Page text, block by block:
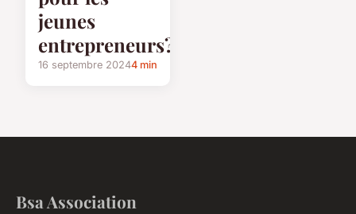
jeunes
entrepreneurs?
16 septembre 20244 min
Bsa Association